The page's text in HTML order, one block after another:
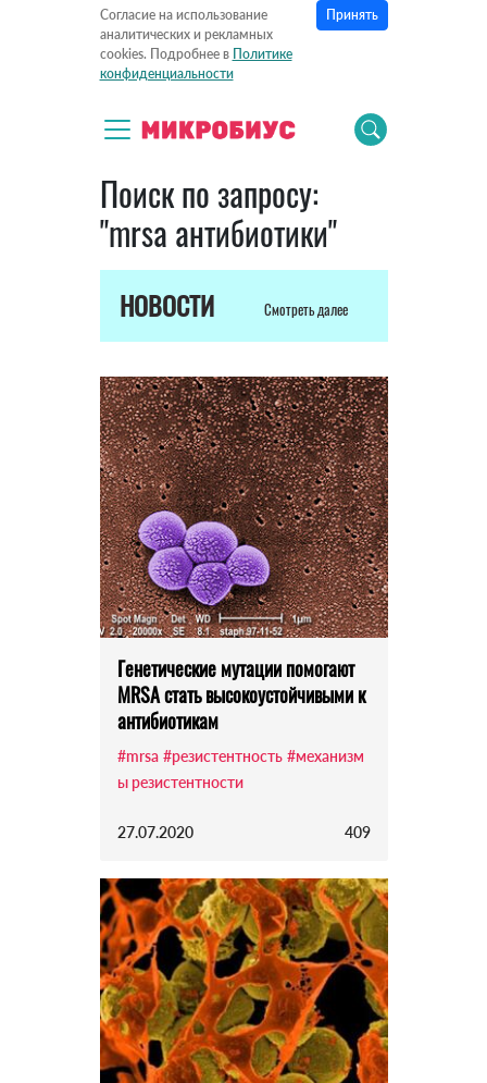
Согласие на использование
аналитических и рекламных
cookies. Подробнее в Политике
конфиденциальности
Принять
Поиск по запросу:
"mrsa антибиотики"
НОВОСТИ Смотреть далее
Генетические мутации помогают
MRSA стать высокоустойчивыми к
антибиотикам
#mrsa #резистентность #механизм
ы резистентности
27.07.2020 409